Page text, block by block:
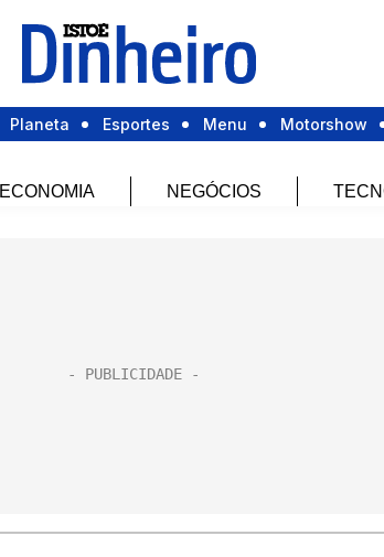
Planeta Esportes Menu Motorshow
ECONOMIA NEGÓCIOS